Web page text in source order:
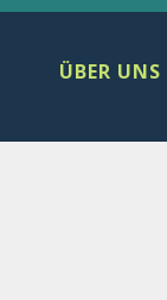
ÜBER UNS